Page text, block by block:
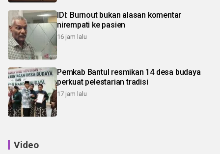
IDI: Burnout bukan alasan komentar
nirempati ke pasien
16 jam lalu
Pemkab Bantul resmikan 14 desa budaya
perkuat pelestarian tradisi
17 jam lalu
Video